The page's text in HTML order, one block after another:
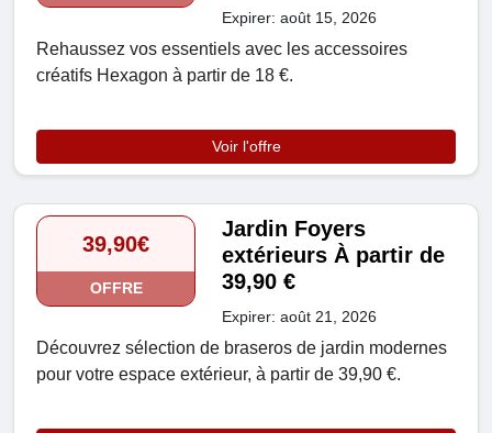
Expirer: août 15, 2026
Rehaussez vos essentiels avec les accessoires
créatifs Hexagon à partir de 18 €.
Voir l'offre
39,90€
OFFRE
Jardin Foyers
extérieurs À partir de
39,90 €
Expirer: août 21, 2026
Découvrez sélection de braseros de jardin modernes
pour votre espace extérieur, à partir de 39,90 €.